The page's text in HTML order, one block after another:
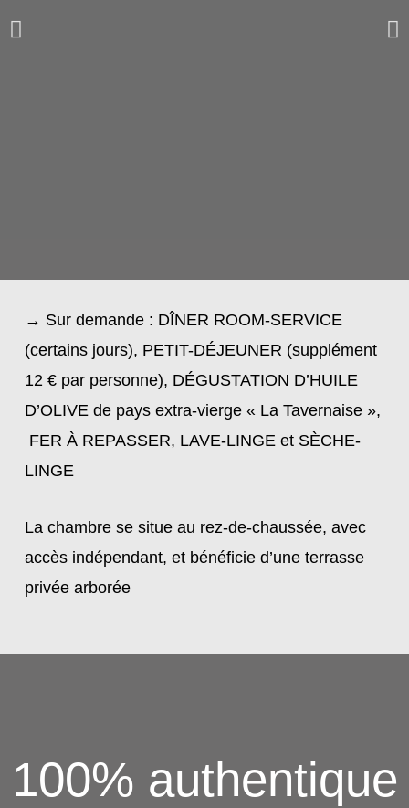
→ Sur demande : DÎNER ROOM-SERVICE
(certains jours), PETIT-DÉJEUNER (supplément
12 € par personne), DÉGUSTATION D’HUILE
D’OLIVE de pays extra-vierge « La Tavernaise »,
FER À REPASSER, LAVE-LINGE et SÈCHE-
LINGE
La chambre se situe au rez-de-chaussée, avec
accès indépendant, et bénéficie d’une terrasse
privée arborée
100% authentique